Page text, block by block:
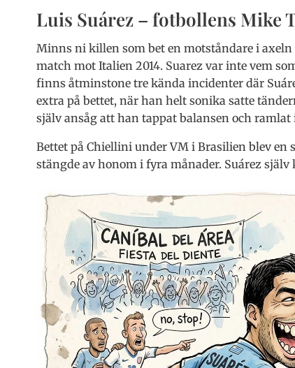
Luis Suárez – fotbollens Mike
Minns ni killen som bet en motståndare i
match mot Italien 2014. Suarez var inte vem
finns åtminstone tre kända incidenter där
extra på bettet, när han helt sonika satte
själv ansåg att han tappat balansen och
Bettet på Chiellini under VM i Brasilien blev
stängde av honom i fyra månader. Suárez